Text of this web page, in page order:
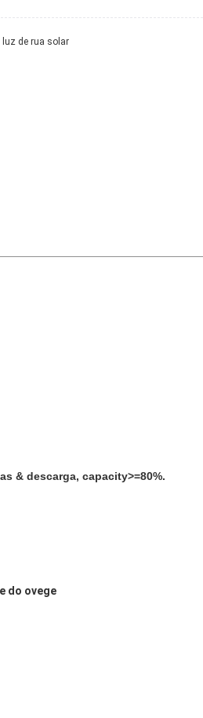
de rua solar
& descarga, capacity>=80%.
do ovege